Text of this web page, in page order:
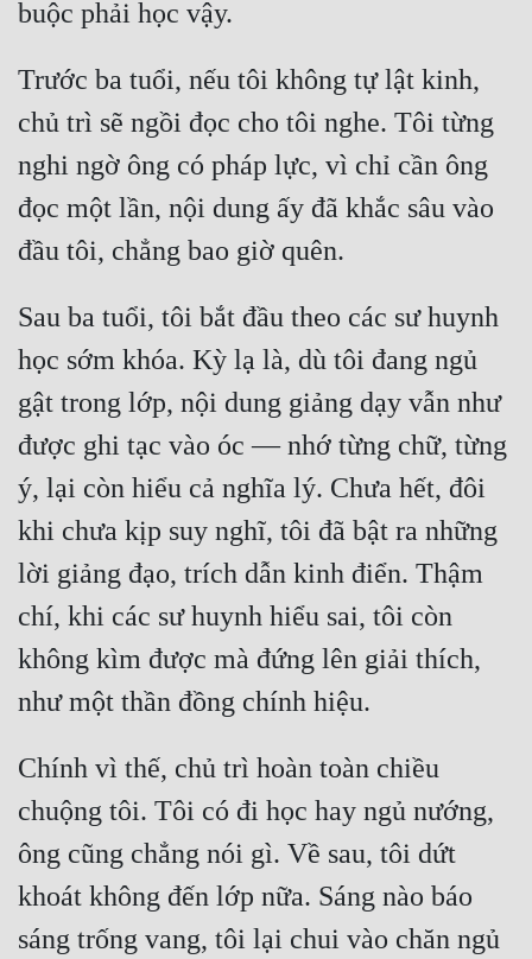
Trước ba tuổi, nếu tôi không tự lật kinh,
chủ trì sẽ ngồi đọc cho tôi nghe. Tôi từng
nghi ngờ ông có pháp lực, vì chỉ cần ông
đọc một lần, nội dung ấy đã khắc sâu vào
Sau ba tuổi, tôi bắt đầu theo các sư huynh
học sớm khóa. Kỳ lạ là, dù tôi đang ngủ
gật trong lớp, nội dung giảng dạy vẫn như
được ghi tạc vào óc — nhớ từng chữ, từng
ý, lại còn hiểu cả nghĩa lý. Chưa hết, đôi
khi chưa kịp suy nghĩ, tôi đã bật ra những
lời giảng đạo, trích dẫn kinh điển. Thậm
chí, khi các sư huynh hiểu sai, tôi còn
không kìm được mà đứng lên giải thích,
Chính vì thế, chủ trì hoàn toàn chiều
chuộng tôi. Tôi có đi học hay ngủ nướng,
ông cũng chẳng nói gì. Về sau, tôi dứt
khoát không đến lớp nữa. Sáng nào báo
sáng trống vang, tôi lại chui vào chăn ngủ